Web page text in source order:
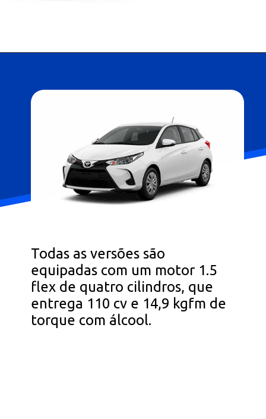
Todas as versões são
equipadas com um motor 1.5
flex de quatro cilindros, que
entrega 110 cv e 14,9 kgfm de
torque com álcool.